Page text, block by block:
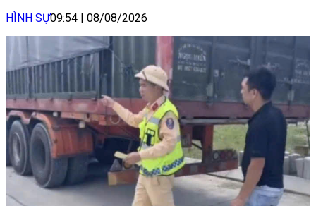
HÌNH SỰ09:54 08/08/2026